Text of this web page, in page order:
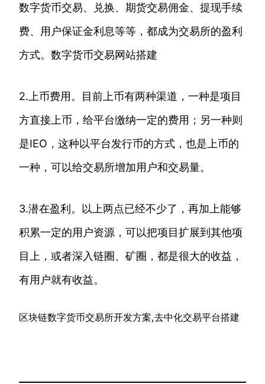
数字货币交易、兑换、期货交易佣金、提现手续
费、用户保证金利息等等，都成为交易所的盈利
方式。数字货币交易网站搭建
2.上币费用。目前上币有两种渠道，一种是项目
方直接上币，给平台缴纳一定的费用；另一种则
是IEO，这种以平台发行币的方式，也是上币的
一种，可以给交易所增加用户和交易量。
3.潜在盈利。以上两点已经不少了，再加上能够
积累一定的用户资源，可以把项目扩展到其他项
目上，或者深入链圈、矿圈，都是很大的收益，
有用户就有收益。
区块链数字货币交易所开发方案,去中化交易平台搭建